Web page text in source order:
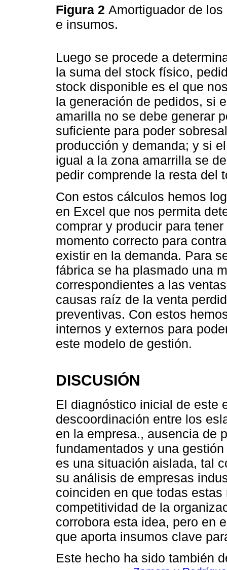
Figura 2 Amortiguador de
e insumos.
Luego se procede a
la suma del stock físico,
stock disponible es el que
la generación de pedidos, si
amarilla no se debe generar
suficiente para poder
producción y demanda; y si
igual a la zona amarrilla se
pedir comprende la resta del
Con estos cálculos hemos
en Excel que nos permita
comprar y producir para
momento correcto para
existir en la demanda. Para
fábrica se ha plasmado una
correspondientes a las
causas raíz de la venta
preventivas. Con estos
internos y externos para
este modelo de gestión.
DISCUSIÓN
El diagnóstico inicial de este
descoordinación entre los
en la empresa., ausencia de
fundamentados y una
es una situación aislada, tal
su análisis de empresas
coinciden en que todas
competitividad de la
corrobora esta idea, pero en
que aporta insumos clave
Este hecho ha sido también